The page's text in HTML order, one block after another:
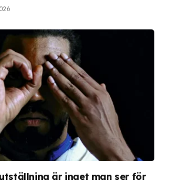
är inget man ser för